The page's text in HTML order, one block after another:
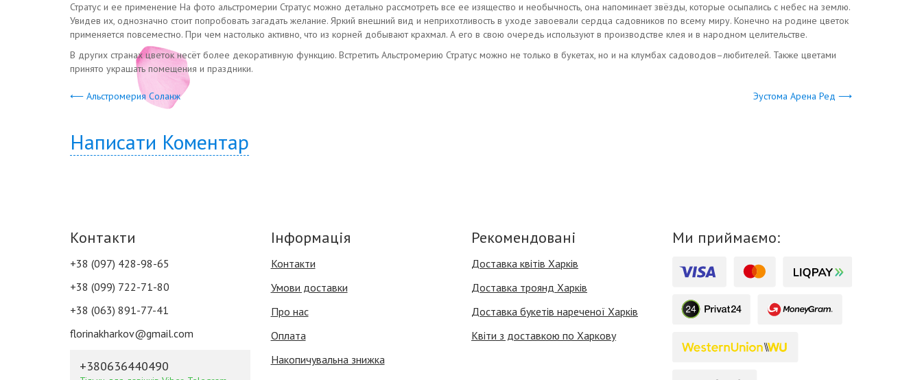
Стратус и ее применение На фото альстромерии Стратус можно детально рассмотреть все ее изящество и необычность, она напоминает звёзды, которые осыпались с небес на землю.
Увидев их, однозначно стоит попробовать загадать желание. Яркий внешний вид и неприхотливость в уходе завоевали сердца садовников по всему миру. Конечно на родине цветок
применяется повсеместно. При чем настолько активно, что из корней добывают крахмал. А его в свою очередь используют в производстве клея и в народном целительстве.
В других странах цветок несёт более декоративную функцию. Встретить Альстромерию Стратус можно не только в букетах, но и на клумбах садоводов–любителей. Также цветами
принято украшать помещения и праздники.
⟵ Альстромерия Соланж Эустома Арена Ред ⟶
Написати Коментар
Контакти
+38 (097) 428-98-65
+38 (099) 722-71-80
+38 (063) 891-77-41
florinakharkov@gmail.com
+380636440490
Інформація
Контакти
Умови доставки
Про нас
Оплата
Накопичувальна знижка
Рекомендовані
Доставка квітів Харків
Доставка троянд Харків
Доставка букетів нареченої Харків
Квіти з доставкою по Харкову
Ми приймаємо: